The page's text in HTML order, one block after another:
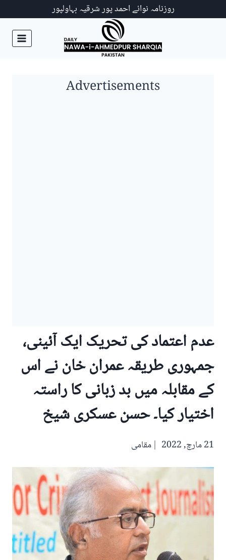
روزنامہ نوائے احمد پور شرقیہ بہاولپور
Advertisements
عدم اعتماد کی تحریک ایک آئینی،
جمہوری طریقہ عمران خان نے اس
کے مقابلہ میں بد زبانی کا راستہ
اختیار کیا۔ حسن عسکری شیخ
21 مارچ, 2022 مقامی